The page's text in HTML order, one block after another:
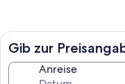
Die Teak Tree Farm ist
Versammlungen,
Wochenenden für
Gib zur
Anreise